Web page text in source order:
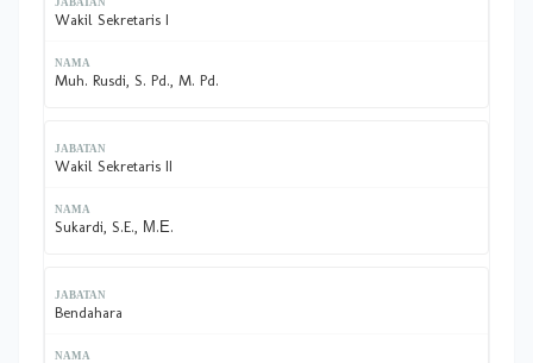
Wakil Sekretaris I
Muh. Rusdi, S. Pd., M. Pd.
Wakil Sekretaris II
Sukardi, S.E., Μ.Ε.
Bendahara